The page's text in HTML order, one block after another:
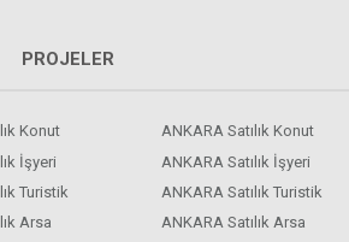
PROJELER
Konut
İşyeri
Turistik
Arsa
ANKARA Satılık Konut
ANKARA Satılık İşyeri
ANKARA Satılık Turistik
ANKARA Satılık Arsa